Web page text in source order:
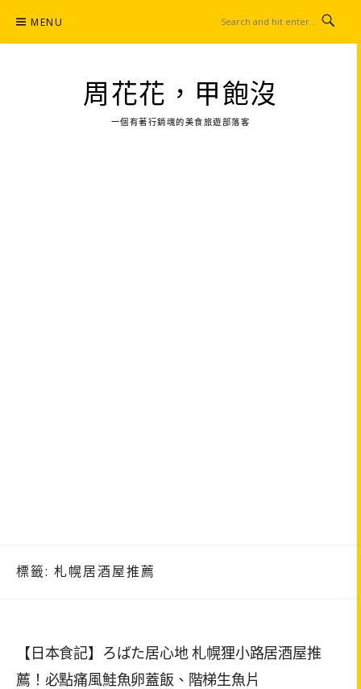
content
MENU
周花花，甲飽沒
一個有著行銷魂的美食旅遊部落客
標籤: 札幌居酒屋推薦
【日本食記】ろばた居心地 札幌狸小路居酒屋推
薦！必點痛風鮭魚卵蓋飯、階梯生魚片